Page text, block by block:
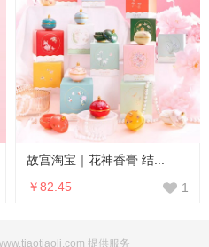
故宫淘宝｜花神香膏 结...
￥82.45
1
提供服务